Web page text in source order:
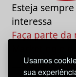
Usamos
sua
Esteja
interessa
Faça parte